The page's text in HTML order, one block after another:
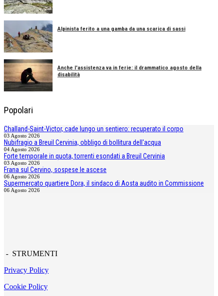
Alpinista ferito a una gamba da una scarica di sassi
Anche l'assistenza va in ferie: il drammatico agosto della
disabilità
Popolari
Challand-Saint-Victor, cade lungo un sentiero: recuperato il corpo
03 Agosto 2026
Nubifragio a Breuil Cervinia, obbligo di bollitura dell'acqua
04 Agosto 2026
Forte temporale in quota, torrenti esondati a Breuil Cervinia
03 Agosto 2026
Frana sul Cervino, sospese le ascese
06 Agosto 2026
Supermercato quartiere Dora, il sindaco di Aosta audito in Commissione
06 Agosto 2026
- STRUMENTI
Privacy Policy
Cookie Policy